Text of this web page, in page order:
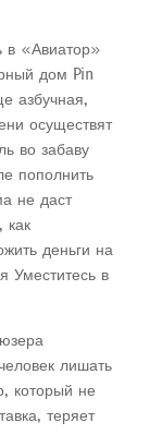
в «Авиатор»
дом Pin
азбучная,
осуществят
во забаву
пополнить
не даст
как
деньги на
Уместитесь в
лишать
который не
теряет